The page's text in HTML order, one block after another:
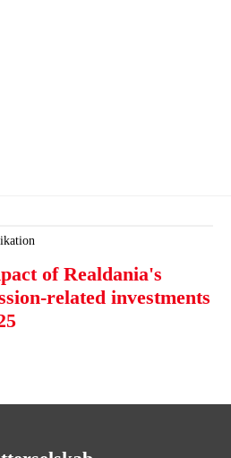
of Realdania's
related investments